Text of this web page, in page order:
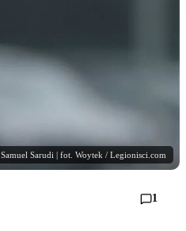
Samuel Sarudi | fot. Woytek / Legionisci.com
1